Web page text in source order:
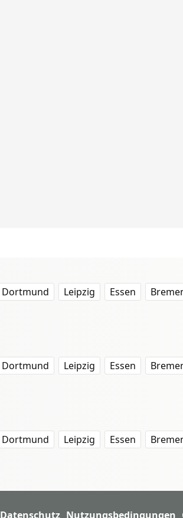
Dortmund Leipzig Essen
Dortmund Leipzig Essen
Dortmund Leipzig Essen
Datenschutz Nutzungsbedingungen